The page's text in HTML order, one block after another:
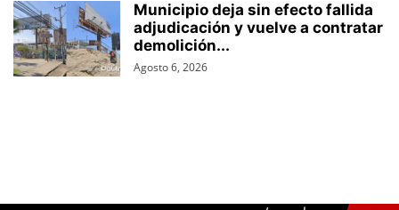
Municipio deja sin efecto fallida
adjudicación y vuelve a contratar
demolición...
Agosto 6, 2026